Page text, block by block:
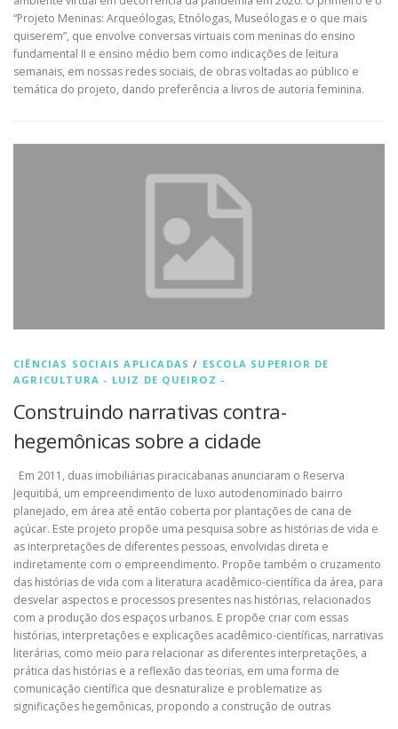
“Projeto Meninas: Arqueólogas, Etnólogas, Museólogas e o que mais
quiserem”, que envolve conversas virtuais com meninas do ensino
fundamental II e ensino médio bem como indicações de leitura
semanais, em nossas redes sociais, de obras voltadas ao público e
temática do projeto, dando preferência a livros de autoria feminina.
CIÊNCIAS SOCIAIS APLICADAS / ESCOLA SUPERIOR DE
AGRICULTURA - LUIZ DE QUEIROZ -
Construindo narrativas contra-
hegemônicas sobre a cidade
Em 2011, duas imobiliárias piracicabanas anunciaram o Reserva
Jequitibá, um empreendimento de luxo autodenominado bairro
planejado, em área até então coberta por plantações de cana de
açúcar. Este projeto propõe uma pesquisa sobre as histórias de vida e
as interpretações de diferentes pessoas, envolvidas direta e
indiretamente com o empreendimento. Propõe também o cruzamento
das histórias de vida com a literatura acadêmico-científica da área, para
desvelar aspectos e processos presentes nas histórias, relacionados
com a produção dos espaços urbanos. E propõe criar com essas
histórias, interpretações e explicações acadêmico-científicas, narrativas
literárias, como meio para relacionar as diferentes interpretações, a
prática das histórias e a reflexão das teorias, em uma forma de
comunicação científica que desnaturalize e problematize as
significações hegemônicas, propondo a construção de outras